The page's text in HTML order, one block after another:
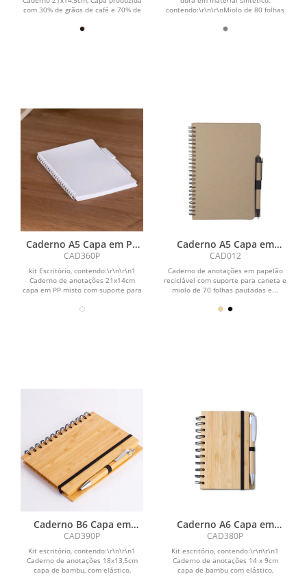
com 30% de grãos de café e 70% de
contendo:\r\n\r\nMiolo de 80 folhas
Caderno A5 Capa em PP
com caneta
CAD360P
kit Escritório, contendo:\r\n\r\n1
Caderno de anotações 21x14cm
capa em PP misto com suporte para
Caderno A5 Capa em
Papelão Reciclado c/
Caneta
CAD012
Caderno de anotações em papelão
reciclável com suporte para caneta e
miolo de 70 folhas pautadas e...
Caderno B6 Capa em
Bambu com caneta
(18x13cm)
CAD390P
Kit escritório, contendo:\r\n\r\n1
Caderno de anotações 18x13,5cm
capa de bambu, com elástico,
Caderno A6 Capa em
Bambu com caneta
(14x09cm)
CAD380P
Kit escritório, contendo:\r\n\r\n1
Caderno de anotações 14 x 9cm
capa de bambu com elástico,